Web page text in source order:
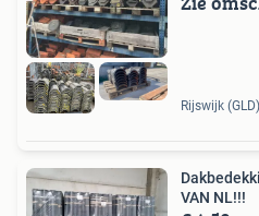
Rijswijk (GLD)
VAN NL!!!